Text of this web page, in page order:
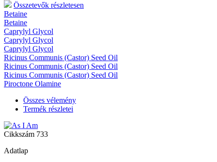
Összetevők részletesen
Betaine
Betaine
Caprylyl Glycol
Caprylyl Glycol
Caprylyl Glycol
Ricinus Communis (Castor) Seed Oil
Ricinus Communis (Castor) Seed Oil
Ricinus Communis (Castor) Seed Oil
Piroctone Olamine
Összes vélemény
Termék részletei
Cikkszám 733
Adatlap